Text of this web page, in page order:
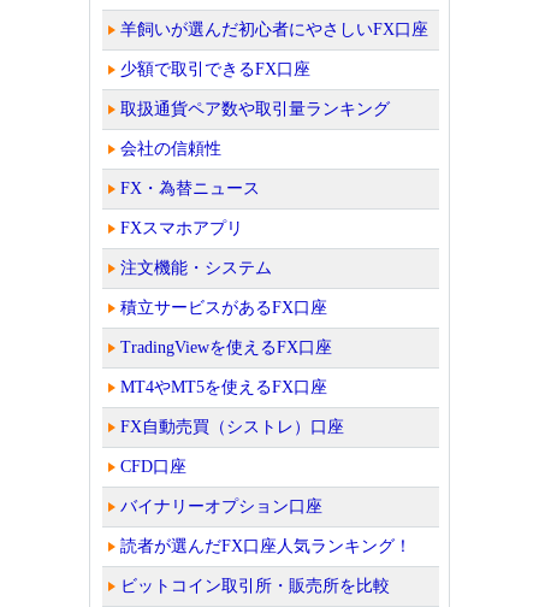
羊飼いが選んだ初心者にやさしいFX口座
少額で取引できるFX口座
取扱通貨ペア数や取引量ランキング
会社の信頼性
FX・為替ニュース
FXスマホアプリ
注文機能・システム
積立サービスがあるFX口座
TradingViewを使えるFX口座
MT4やMT5を使えるFX口座
FX自動売買（シストレ）口座
CFD口座
バイナリーオプション口座
読者が選んだFX口座人気ランキング！
ビットコイン取引所・販売所を比較